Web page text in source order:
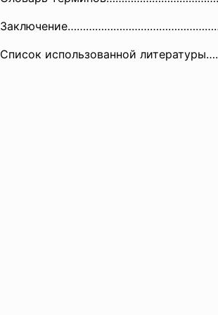
Список использованной